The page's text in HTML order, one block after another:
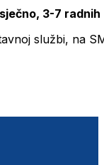
3-7 radnih
službi, na